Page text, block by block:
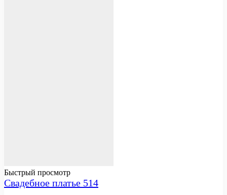
Быстрый просмотр
Свадебное платье 514